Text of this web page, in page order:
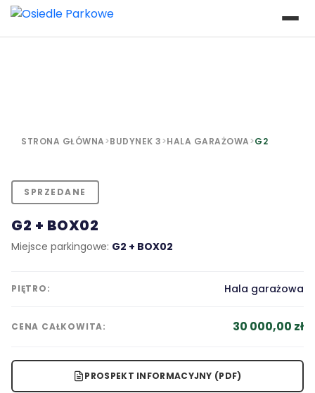
STRONA GŁÓWNA>BUDYNEK 3>HALA GARAŻOWA>G2
SPRZEDANE
G2 + BOX02
Miejsce parkingowe: G2 + BOX02
PIĘTRO: Hala garażowa
CENA CAŁKOWITA: 30 000,00 zł
PROSPEKT INFORMACYJNY (PDF)